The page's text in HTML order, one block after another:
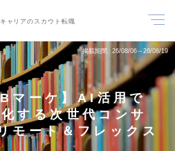
ャリアのスカウト転職
掲載期間 26/08/06～26/08/19
ーケ】AI活用で
する次世代コンサ
モート＆フレックス